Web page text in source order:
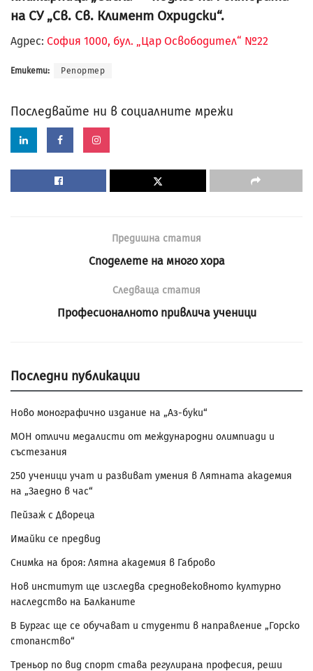
на СУ „Св. Св. Климент Охридски“.
Адрес: София 1000, бул. „Цар Освободител“ №22
Етикети: Репортер
Последвайте ни в социалните мрежи
Предишна статия
Споделете на много хора
Следваща статия
Професионалното привлича ученици
Последни публикации
Ново монографично издание на „Аз-буки“
МОН отличи медалисти от международни олимпиади и
състезания
250 ученици учат и развиват умения в Лятната академия
на „Заедно в час“
Пейзаж с Двореца
Имайки се предвид
Снимка на броя: Лятна академия в Габрово
Нов институт ще изследва средновековното културно
наследство на Балканите
В Бургас ще се обучават и студенти в направление „Горско
стопанство“
Треньор по вид спорт става регулирана професия, реши